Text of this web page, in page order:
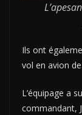
Ils ont
vol en avion
L’équipage a
commandant,